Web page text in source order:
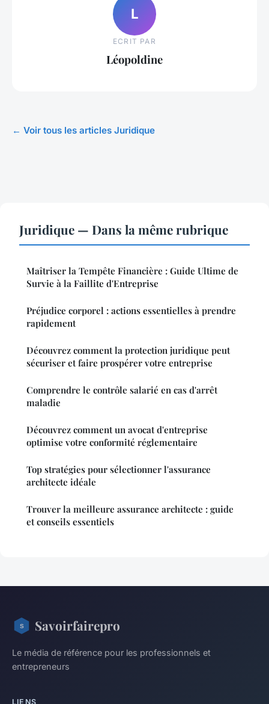
L
ECRIT PAR
Léopoldine
← Voir tous les articles Juridique
Juridique — Dans la même rubrique
Maîtriser la Tempête Financière : Guide Ultime de
Survie à la Faillite d'Entreprise
Préjudice corporel : actions essentielles à prendre
rapidement
Découvrez comment la protection juridique peut
sécuriser et faire prospérer votre entreprise
Comprendre le contrôle salarié en cas d'arrêt
maladie
Découvrez comment un avocat d'entreprise
optimise votre conformité réglementaire
Top stratégies pour sélectionner l'assurance
architecte idéale
Trouver la meilleure assurance architecte : guide
et conseils essentiels
Savoirfairepro
Le média de référence pour les professionnels et
entrepreneurs
LIENS